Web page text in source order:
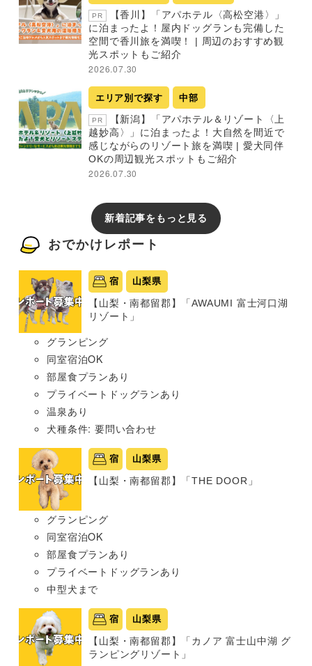
PR
【香川】「アパホテル〈高松空港〉」
に泊まったよ！屋内ドッグランも完備した
空間で香川旅を満喫！ | 周辺のおすすめ観
光スポットもご紹介
2026.07.30
エリア別で探す 中部
PR
【新潟】「アパホテル＆リゾート〈上
越妙高〉」に泊まったよ！大自然を間近で
感じながらのリゾート旅を満喫 | 愛犬同伴
OKの周辺観光スポットもご紹介
2026.07.30
新着記事をもっと見る
おでかけレポート
宿 山梨県
【山梨・南都留郡】「AWAUMI 富士河口湖
リゾート」
グランピング
同室宿泊OK
部屋食プランあり
プライベートドッグランあり
温泉あり
犬種条件: 要問い合わせ
宿 山梨県
【山梨・南都留郡】「THE DOOR」
グランピング
同室宿泊OK
部屋食プランあり
プライベートドッグランあり
中型犬まで
宿 山梨県
【山梨・南都留郡】「カノア 富士山中湖 グ
ランピングリゾート」